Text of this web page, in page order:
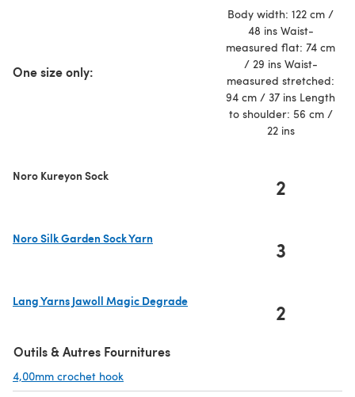
One size only:
Body width: 122 cm /
48 ins Waist-
measured flat: 74 cm
/ 29 ins Waist-
measured stretched:
94 cm / 37 ins Length
to shoulder: 56 cm /
22 ins
Noro Kureyon Sock 2
Noro Silk Garden Sock Yarn
3
Lang Yarns Jawoll Magic Degrade
2
Outils & Autres Fournitures
4,00mm crochet hook